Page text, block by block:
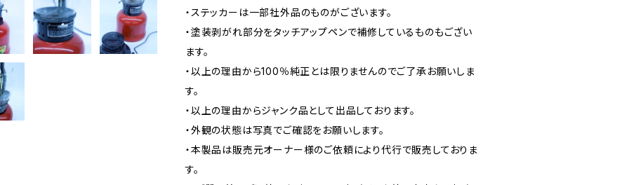
・ステッカーは一部社外品のものがございます。
・塗装剥がれ部分をタッチアップペンで補修しているものもござい
ます。
・以上の理由から100％純正とは限りませんのでご了承お願いしま
す。
・以上の理由からジャンク品として出品しております。
・外観の状態は写真でご確認をお願いします。
・本製品は販売元オーナー様のご依頼により代行で販売しておりま
す。